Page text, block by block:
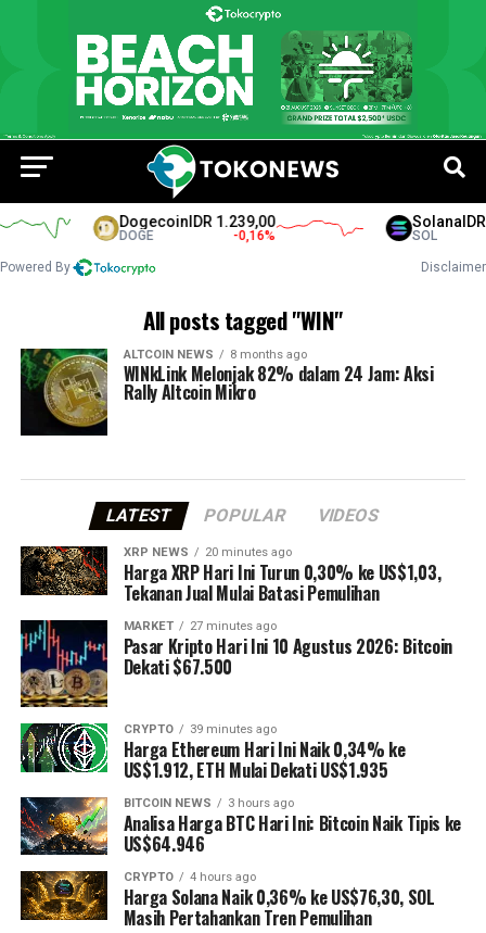
DogecoinIDR 1.239,00
DOGE -0,16 %
SolanaIDR
SOL
Powered By Disclaimer
All posts tagged "WIN"
ALTCOIN NEWS 8 months ago
WINkLink Melonjak 82% dalam 24 Jam: Aksi
Rally Altcoin Mikro
LATEST POPULAR VIDEOS
XRP NEWS 20 minutes ago
Harga XRP Hari Ini Turun 0,30% ke US$1,03,
Tekanan Jual Mulai Batasi Pemulihan
MARKET 27 minutes ago
Pasar Kripto Hari Ini 10 Agustus 2026: Bitcoin
Dekati $67.500
CRYPTO 39 minutes ago
Harga Ethereum Hari Ini Naik 0,34% ke
US$1.912, ETH Mulai Dekati US$1.935
BITCOIN NEWS 3 hours ago
Analisa Harga BTC Hari Ini: Bitcoin Naik Tipis ke
US$64.946
CRYPTO 4 hours ago
Harga Solana Naik 0,36% ke US$76,30, SOL
Masih Pertahankan Tren Pemulihan